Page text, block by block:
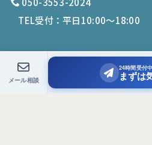
TEL受付：平日10:00〜18:00
2026Office N. All
メール相談
24時間受付中
まずは